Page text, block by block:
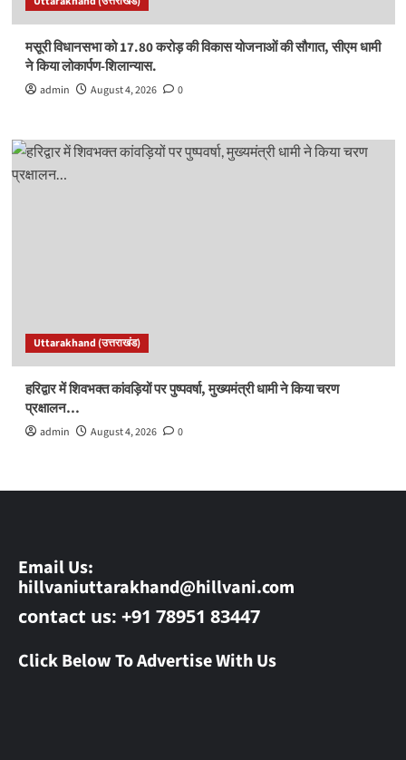
मसूरी विधानसभा को 17.80 करोड़ की विकास योजनाओं की सौगात, सीएम धामी
ने किया लोकार्पण-शिलान्यास.
admin August 4, 2026 0
Uttarakhand (उत्तराखंड)
हरिद्वार में शिवभक्त कांवड़ियों पर पुष्पवर्षा, मुख्यमंत्री धामी ने किया चरण
प्रक्षालन…
admin August 4, 2026 0
Email Us:
hillvaniuttarakhand@hillvani.com
contact us: +91 78951 83447
Click Below To Advertise With Us